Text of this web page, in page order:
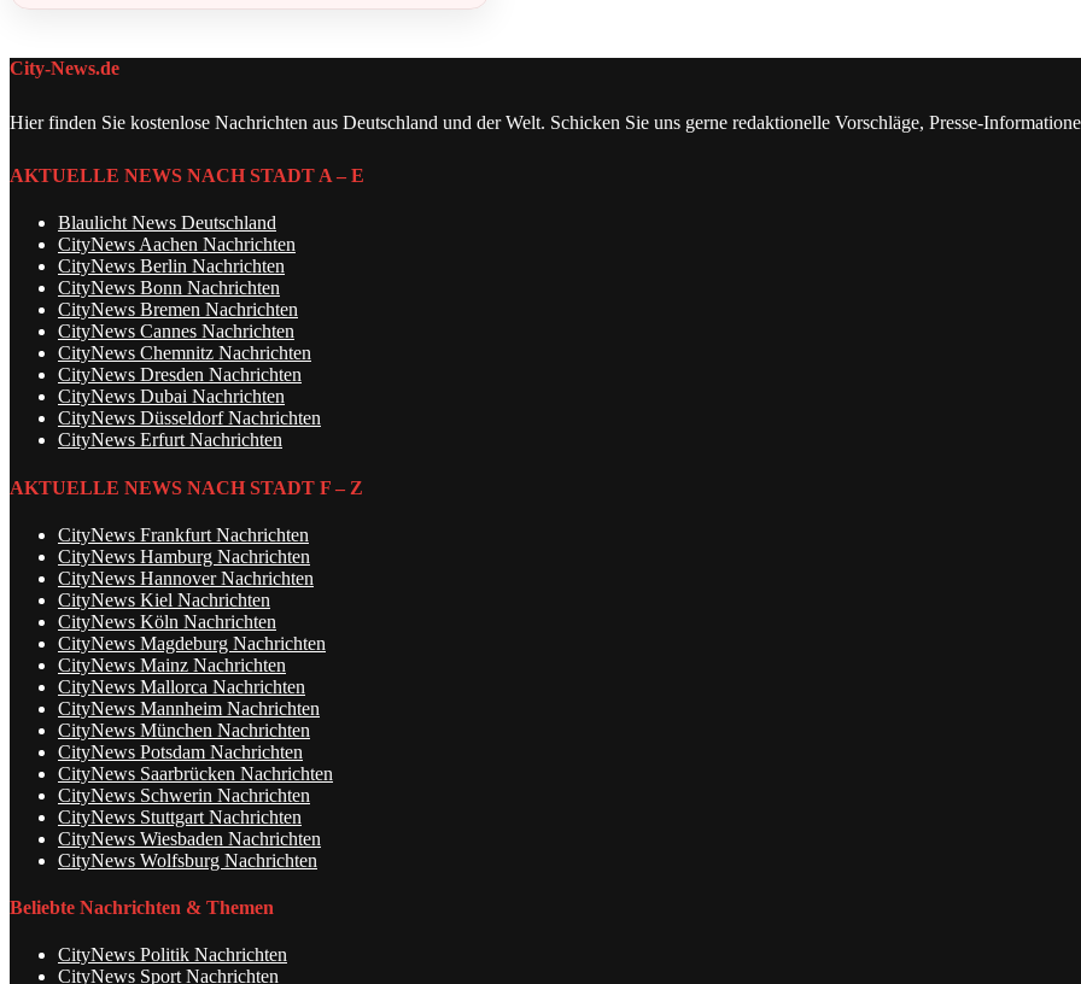
City-News.de
Hier finden Sie kostenlose Nachrichten aus Deutschland und der Welt. Schicken Sie uns gerne redaktionelle Vorschläge, Presse-
AKTUELLE NEWS NACH STADT A – E
Blaulicht News Deutschland
CityNews Aachen Nachrichten
CityNews Berlin Nachrichten
CityNews Bonn Nachrichten
CityNews Bremen Nachrichten
CityNews Cannes Nachrichten
CityNews Chemnitz Nachrichten
CityNews Dresden Nachrichten
CityNews Dubai Nachrichten
CityNews Düsseldorf Nachrichten
CityNews Erfurt Nachrichten
AKTUELLE NEWS NACH STADT F – Z
CityNews Frankfurt Nachrichten
CityNews Hamburg Nachrichten
CityNews Hannover Nachrichten
CityNews Kiel Nachrichten
CityNews Köln Nachrichten
CityNews Magdeburg Nachrichten
CityNews Mainz Nachrichten
CityNews Mallorca Nachrichten
CityNews Mannheim Nachrichten
CityNews München Nachrichten
CityNews Potsdam Nachrichten
CityNews Saarbrücken Nachrichten
CityNews Schwerin Nachrichten
CityNews Stuttgart Nachrichten
CityNews Wiesbaden Nachrichten
CityNews Wolfsburg Nachrichten
Beliebte Nachrichten & Themen
CityNews Politik Nachrichten
CityNews Sport Nachrichten